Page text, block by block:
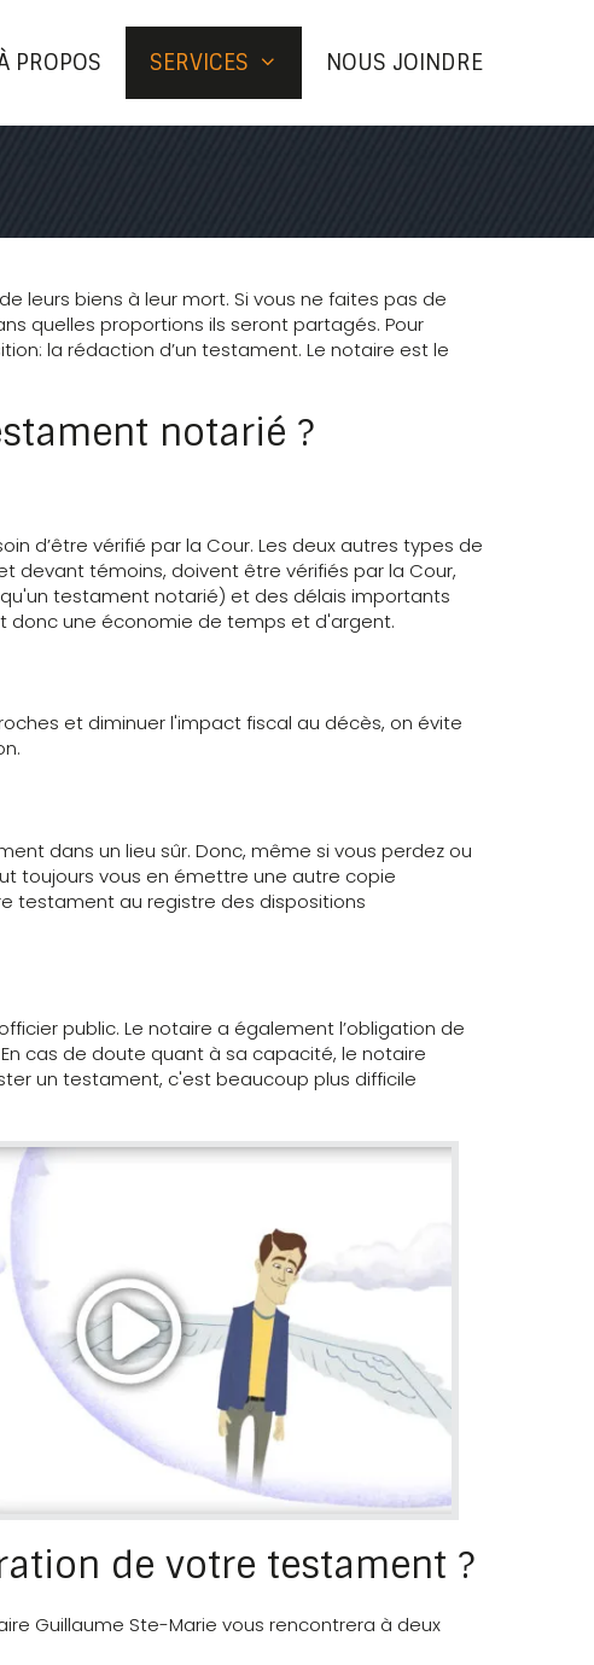
PROPOS SERVICES NOUS JOINDRE
leurs biens à leur mort. Si vous ne faites pas de
quelles proportions ils seront partagés. Pour
la rédaction d’un testament. Le notaire est le
notarié ?
d’être vérifié par la Cour. Les deux autres types de
devant témoins, doivent être vérifiés par la Cour,
testament notarié) et des délais importants
donc une économie de temps et d'argent.
et diminuer l'impact fiscal au décès, on évite
dans un lieu sûr. Donc, même si vous perdez ou
toujours vous en émettre une autre copie
testament au registre des dispositions
public. Le notaire a également l’obligation de
cas de doute quant à sa capacité, le notaire
un testament, c'est beaucoup plus difficile
de votre testament ?
Guillaume Ste-Marie vous rencontrera à deux